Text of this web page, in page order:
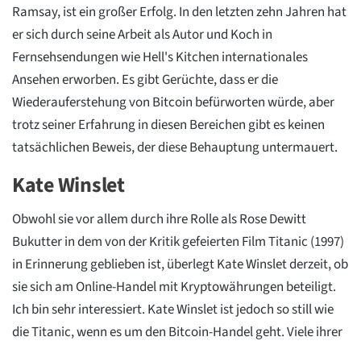
Ramsay, ist ein großer Erfolg. In den letzten zehn Jahren hat
er sich durch seine Arbeit als Autor und Koch in
Fernsehsendungen wie Hell's Kitchen internationales
Ansehen erworben. Es gibt Gerüchte, dass er die
Wiederauferstehung von Bitcoin befürworten würde, aber
trotz seiner Erfahrung in diesen Bereichen gibt es keinen
tatsächlichen Beweis, der diese Behauptung untermauert.
Kate Winslet
Obwohl sie vor allem durch ihre Rolle als Rose Dewitt
Bukutter in dem von der Kritik gefeierten Film Titanic (1997)
in Erinnerung geblieben ist, überlegt Kate Winslet derzeit, ob
sie sich am Online-Handel mit Kryptowährungen beteiligt.
Ich bin sehr interessiert. Kate Winslet ist jedoch so still wie
die Titanic, wenn es um den Bitcoin-Handel geht. Viele ihrer